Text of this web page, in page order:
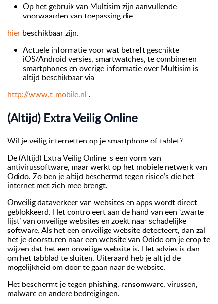
Op het gebruik van Multisim zijn aanvullende
voorwaarden van toepassing die
hier beschikbaar zijn.
Actuele informatie voor wat betreft geschikte
iOS/Android versies, smartwatches, te combineren
smartphones en overige informatie over Multisim is
altijd beschikbaar via
http://www.t-mobile.nl .
(Altijd) Extra Veilig Online
Wil je veilig internetten op je smartphone of tablet?
De (Altijd) Extra Veilig Online is een vorm van
antivirussoftware, maar werkt op het mobiele netwerk van
Odido. Zo ben je altijd beschermd tegen risico’s die het
internet met zich mee brengt.
Onveilig dataverkeer van websites en apps wordt direct
geblokkeerd. Het controleert aan de hand van een ‘zwarte
lijst’ van onveilige websites en zoekt naar schadelijke
software. Als het een onveilige website detecteert, dan zal
het je doorsturen naar een website van Odido om je erop te
wijzen dat het een onveilige website is. Het advies is dan
om het tabblad te sluiten. Uiteraard heb je altijd de
mogelijkheid om door te gaan naar de website.
Het beschermt je tegen phishing, ransomware, virussen,
malware en andere bedreigingen.